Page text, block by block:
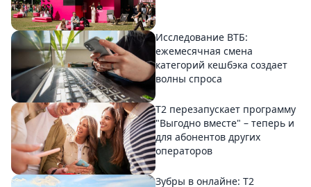
Исследование ВТБ:
ежемесячная смена
категорий кешбэка создает
волны спроса
Т2 перезапускает программу
"Выгодно вместе" – теперь и
для абонентов других
операторов
Зубры в онлайне: Т2